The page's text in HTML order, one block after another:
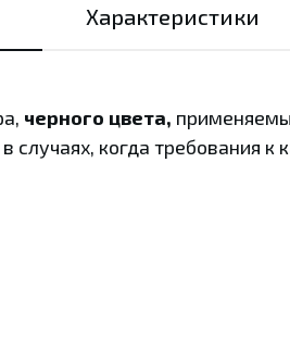
Характеристики
черного цвета,
когда требования